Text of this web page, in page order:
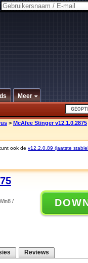
Meer
> McAfee Stinger v12.1.0.2875
ook de v12.2.0.89 (laatste
/
Reviews